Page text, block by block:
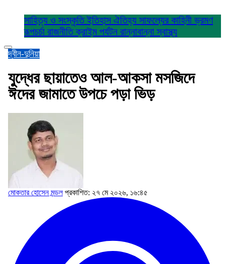
সাহিত্য ও সংস্কৃতিইতিহাস ঐতিহ্য সাফল্যের কাহিনীভ্রমণ
রূপচর্চা রাজনীতিক্রাইম পর্যটন রান্নাবান্নাস্বাস্থ্য
দ্বীন-দুনিয়া
যুদ্ধের ছায়াতেও আল-আকসা মসজিদে
ঈদের জামাতে উপচে পড়া ভিড়
মোকতার হোসেন মন্ডল প্রকাশিত: ২৭ মে ২০২৬, ১৬:৪৫